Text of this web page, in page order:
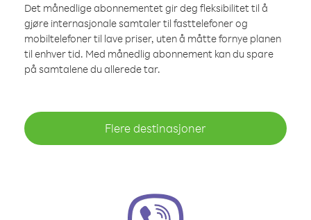
Det månedlige abonnementet gir deg fleksibilitet til å
gjøre internasjonale samtaler til fasttelefoner og
mobiltelefoner til lave priser, uten å måtte fornye planen
til enhver tid. Med månedlig abonnement kan du spare
på samtalene du allerede tar.
Flere destinasjoner